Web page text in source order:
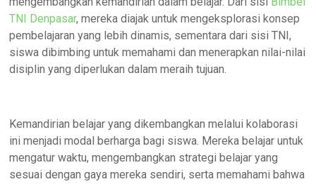
TNI Denpasar, mereka diajak untuk mengeksplorasi konsep
pembelajaran yang lebih dinamis, sementara dari sisi TNI,
siswa dibimbing untuk memahami dan menerapkan nilai-nilai
disiplin yang diperlukan dalam meraih tujuan.
Kemandirian belajar yang dikembangkan melalui kolaborasi
ini menjadi modal berharga bagi siswa. Mereka belajar untuk
mengatur waktu, mengembangkan strategi belajar yang
sesuai dengan gaya mereka sendiri, serta memahami bahwa